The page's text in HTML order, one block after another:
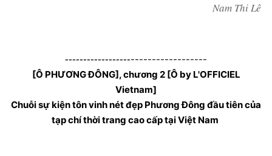
Nam Thi Lê
------------------------------------
[Ô PHƯƠNG ĐÔNG], chương 2 [Ô by L'OFFICIEL
Vietnam]
Chuỗi sự kiện tôn vinh nét đẹp Phương Đông đầu tiên của
tạp chí thời trang cao cấp tại Việt Nam